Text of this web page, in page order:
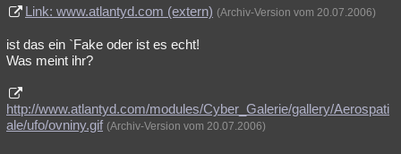
Link: www.atlantyd.com (extern) (Archiv-Version vom 20.07.2006)
ist das ein `Fake oder ist es echt!
Was meint ihr?
http://www.atlantyd.com/modules/Cyber_Galerie/gallery/Aerospati
ale/ufo/ovniny.gif (Archiv-Version vom 20.07.2006)